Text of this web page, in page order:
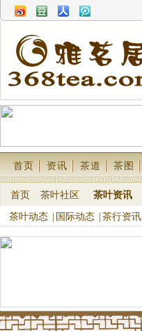
首页 资讯 茶道 茶图
首页 茶叶社区 茶叶资讯
茶叶动态 国际动态 茶行资讯